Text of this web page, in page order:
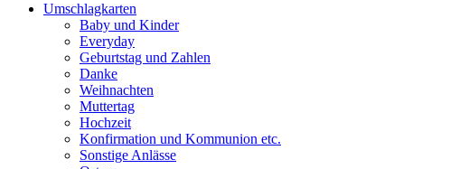
Umschlagkarten
Baby und Kinder
Everyday
Geburtstag und Zahlen
Danke
Weihnachten
Muttertag
Hochzeit
Konfirmation und Kommunion etc.
Sonstige Anlässe